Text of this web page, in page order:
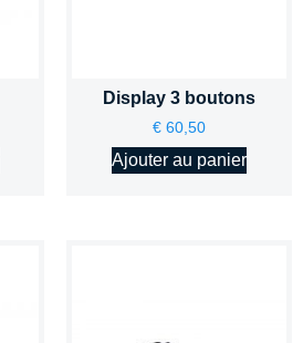
Display 3 boutons
€ 60,50
Ajouter au panier